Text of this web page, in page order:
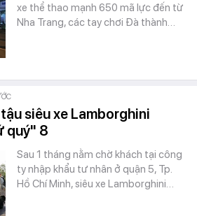
xe thể thao mạnh 650 mã lực đến từ
Nha Trang, các tay chơi Đà thành…
siêu xe Lamborghini
quý" 8
Sau 1 tháng nằm chờ khách tại công
ty nhập khẩu tư nhân ở quận 5, Tp.
Hồ Chí Minh, siêu xe Lamborghini…